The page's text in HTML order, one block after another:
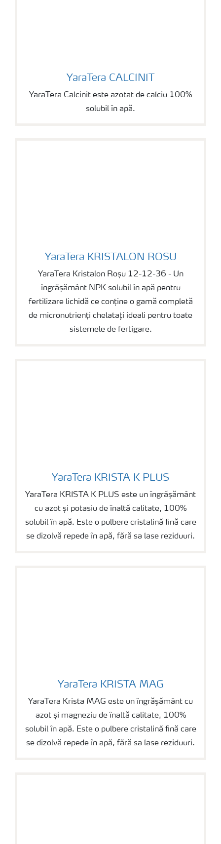
YaraTera CALCINIT
YaraTera Calcinit este azotat de calciu 100%
solubil în apă.
YaraTera KRISTALON ROSU
YaraTera Kristalon Roșu 12-12-36 - Un
îngrășământ NPK solubil în apă pentru
fertilizare lichidă ce conține o gamă completă
de micronutrienți chelatați ideali pentru toate
sistemele de fertigare.
YaraTera KRISTA K PLUS
YaraTera KRISTA K PLUS este un îngrășământ
cu azot și potasiu de înaltă calitate, 100%
solubil în apă. Este o pulbere cristalină fină care
se dizolvă repede în apă, fără sa lase reziduuri.
YaraTera KRISTA MAG
YaraTera Krista MAG este un îngrășământ cu
azot și magneziu de înaltă calitate, 100%
solubil în apă. Este o pulbere cristalină fină care
se dizolvă repede în apă, fără sa lase reziduuri.